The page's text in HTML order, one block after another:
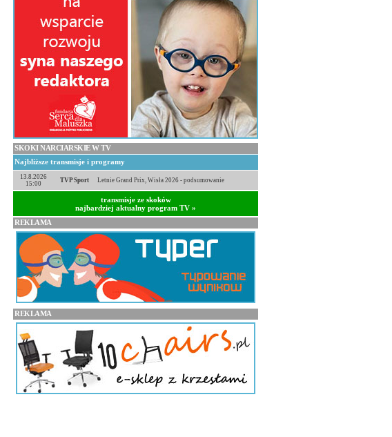
SKOKI NARCIARSKIE W TV
Najbliższe transmisje i programy
13.8.2026
15:00
TVP Sport Letnie Grand Prix, Wisła 2026 - podsumowanie
transmisje ze skoków
najbardziej aktualny program TV »
REKLAMA
REKLAMA